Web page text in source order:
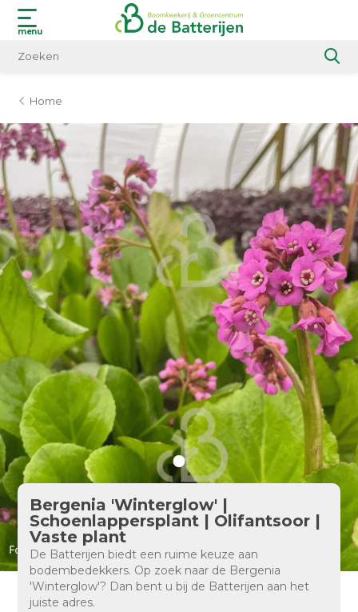
menu
Home
Bergenia 'Winterglow' |
Schoenlappersplant | Olifantsoor |
Vaste plant
De Batterijen biedt een ruime keuze aan
bodembedekkers. Op zoek naar de Bergenia
'Winterglow'? Dan bent u bij de Batterijen aan het
juiste adres.